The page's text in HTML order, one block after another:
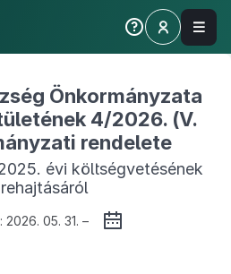
Önkormányzata
4/2026. (V.
rendelete
évi költségvetésének
05. 31. –